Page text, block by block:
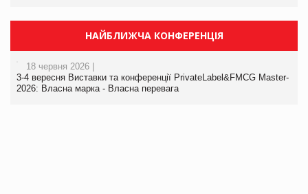
НАЙБЛИЖЧА КОНФЕРЕНЦІЯ
18 червня 2026 |
3-4 вересня Виставки та конференції PrivateLabel&FMCG Master-
2026: Власна марка - Власна перевага